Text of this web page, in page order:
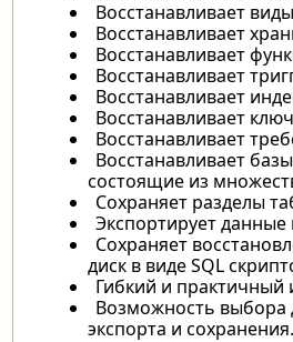
Восстанавливает
Восстанавливает
Восстанавливает
Восстанавливает
Восстанавливает
Восстанавливает
Восстанавливает
Восстанавливает
состоящие из
Сохраняет разделы
Экспортирует данные
Сохраняет
диск в виде SQL
Гибкий и практичный
Возможность выбора
экспорта и сохранения.